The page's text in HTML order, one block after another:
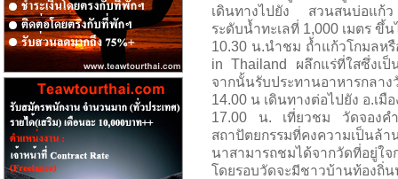
เดินทางไปยัง สวนสนบ่อแก้
ระดับน้ำทะเลที่ 1,000 เมตร ขึ้
10.30 น.นำชม ถ้ำแก้วโกมลห
in Thailand ผลึกแร่ที่ใสซึ่งเป็
จากนั้นรับประทานอาหารกลาง
14.00 น เดินทางต่อไปยัง อ.เมื
17.00 น. เที่ยวชม วัดจองค
สถาปัตยกรรมที่คงความเป็น
นาสามารถชมได้จากวัดที่อยู่ใ
โดยรอบวัดจะมีชาวบ้านท้องถิ่